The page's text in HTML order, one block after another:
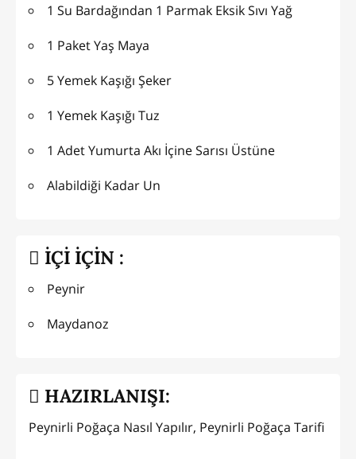
1 Su Bardağından 1 Parmak Eksik Sıvı Yağ
1 Paket Yaş Maya
5 Yemek Kaşığı Şeker
1 Yemek Kaşığı Tuz
1 Adet Yumurta Akı İçine Sarısı Üstüne
Alabildiği Kadar Un
İÇİ İÇİN :
Peynir
Maydanoz
HAZIRLANIŞI:
Peynirli Poğaça Nasıl Yapılır, Peynirli Poğaça Tarifi